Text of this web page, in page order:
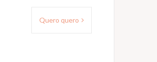
Quero quero